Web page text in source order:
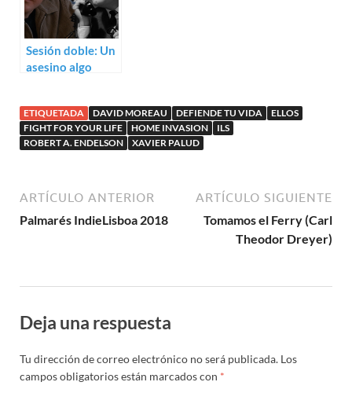
Sesión doble: Un
asesino algo
mostaza (1962)
ETIQUETADA DAVID MOREAU DEFIENDE TU VIDA
ELLOS
FIGHT FOR YOUR LIFE
HOME INVASION
ILS
ROBERT A. ENDELSON
XAVIER PALUD
ARTÍCULO ANTERIOR
Palmarés IndieLisboa 2018
ARTÍCULO SIGUIENTE
Tomamos el Ferry (Carl
Theodor Dreyer)
Deja una respuesta
Tu dirección de correo electrónico no será publicada. Los
campos obligatorios están marcados con *